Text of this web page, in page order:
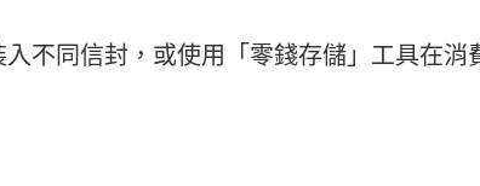
不同信封，或使用「零錢存儲」工具在消